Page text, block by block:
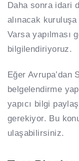
Daha sonra idari
alınacak
Varsa yapılması
bilgilendiriyoruz.
Eğer Avrupa’dan
belgelendirme
yapıcı bilgi
gerekiyor. Bu
ulaşabilirsiniz.